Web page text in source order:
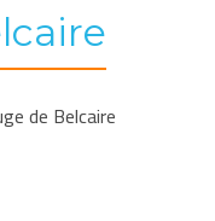
de Belcaire